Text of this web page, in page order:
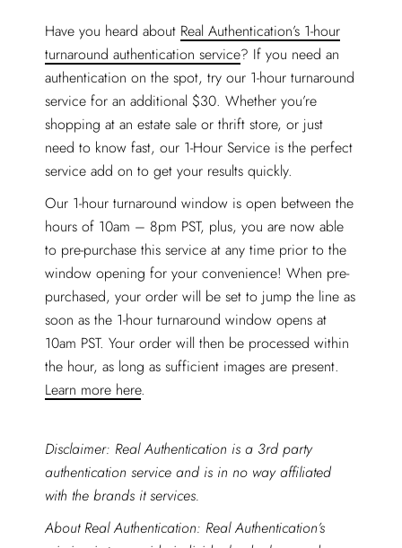
Have you heard about Real Authentication’s 1-hour
turnaround authentication service? If you need an
authentication on the spot, try our 1-hour turnaround
service for an additional $30. Whether you’re
shopping at an estate sale or thrift store, or just
need to know fast, our 1-Hour Service is the perfect
service add on to get your results quickly.
Our 1-hour turnaround window is open between the
hours of 10am – 8pm PST, plus, you are now able
to pre-purchase this service at any time prior to the
window opening for your convenience! When pre-
purchased, your order will be set to jump the line as
soon as the 1-hour turnaround window opens at
10am PST. Your order will then be processed within
the hour, as long as sufficient images are present.
Learn more here.
Disclaimer: Real Authentication is a 3rd party
authentication service and is in no way affiliated
with the brands it services.
About Real Authentication: Real Authentication’s